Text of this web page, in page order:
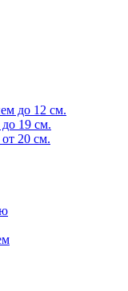
до 12 см.
19 см.
20 см.